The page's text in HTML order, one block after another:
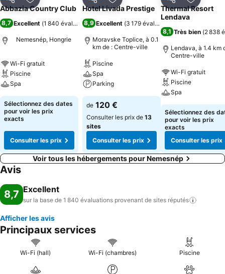
PartagerAjouter à mes favoris
Abbazia Country Club
8,7 Excellent (1 840 évaluations)
Nemesnép, Hongrie
Wi-Fi gratuit
Piscine
Spa
Sélectionnez des dates
pour voir les prix
exacts
Consulter les prix
PartagerAjouter à mes favoris
Hotel Livada Prestige
8,9 Excellent (3 179 évaluations
Moravske Toplice, à 0.1
km de : Centre-ville
Piscine
Spa
Parking
de 120 €
Consulter les prix de 13
sites
Consulter les prix
PartagerAjouter
Thermal Resort
Lendava
8,1 Très bien (2 838
Lendava, à 1.4 km
Centre-ville
Wi-Fi gratuit
Piscine
Spa
Sélectionnez des
pour voir les prix
exacts
Consulter les prix
Voir tous les hébergements pour Nemesnép
Avis
8,7 Excellent
sur la base de 1 840 évaluations provenant de sites réputés
Afficher les avis
Principaux services
Wi-Fi (hall) Wi-Fi (chambres) Piscine